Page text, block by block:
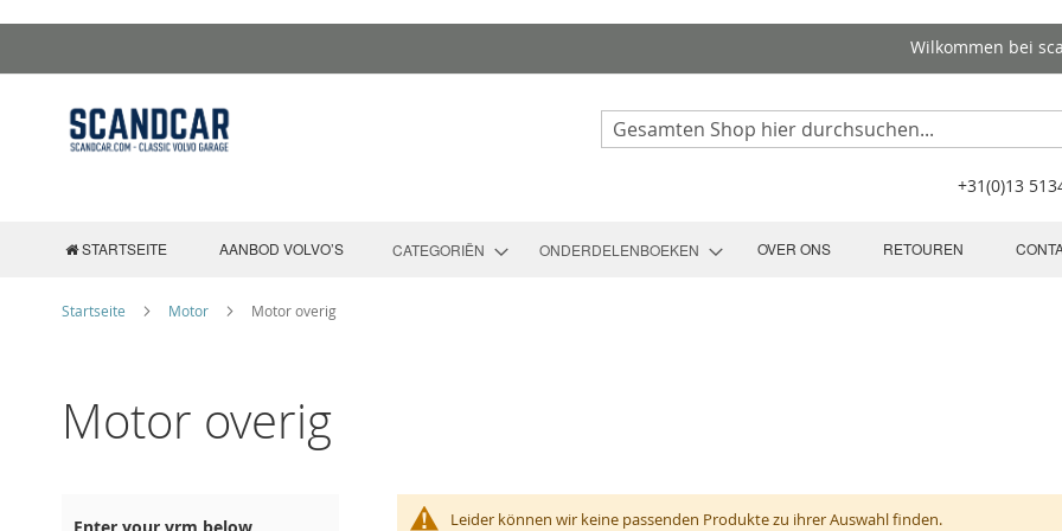
Wilkommen bei
Inhalt
Search
+31(0)13
STARTSEITE AANBOD VOLVO’S CATEGORIËN ONDERDELENBOEKEN OVER ONS RETOUREN
Startseite Motor Motor overig
Motor overig
Leider können wir keine passenden Produkte zu ihrer Auswahl finden.